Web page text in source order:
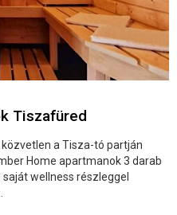
Tiszafüred
a Tisza-tó partján
Home apartmanok 3 darab
wellness részleggel